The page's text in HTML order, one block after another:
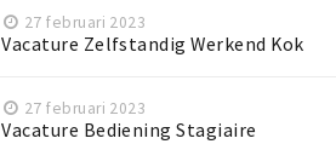
27 februari 2023
Vacature Zelfstandig Werkend Kok
27 februari 2023
Vacature Bediening Stagiaire